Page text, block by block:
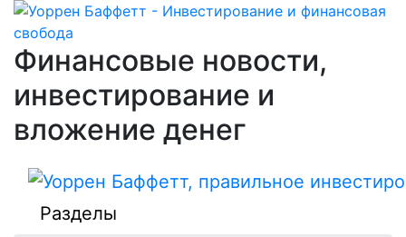
Финансовые новости,
инвестирование и
вложение денег
Разделы